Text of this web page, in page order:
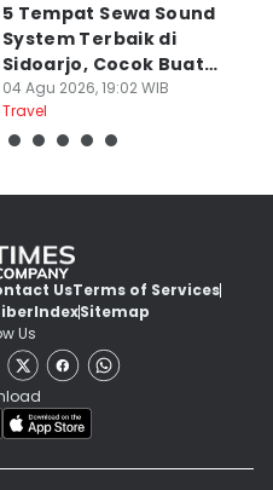
5 Tempat Sewa Sound
System Terbaik di
Sidoarjo, Cocok Buat
Agustusan
04 Agu 2026, 19:02 WIB
Travel
UsTerms of Services
IndexSitemap
Us